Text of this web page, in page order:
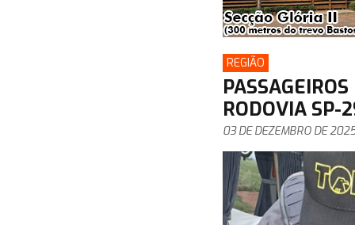
REGIÃO
RODOVIA SP-
03 DE DEZEMBRO DE